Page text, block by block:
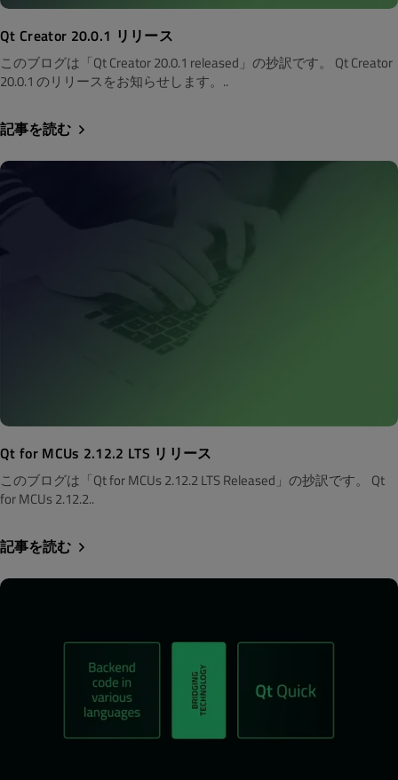
Qt Creator 20.0.1 リリース
このブログは「Qt Creator 20.0.1 released」の抄訳です。 Qt Creator
20.0.1 のリリースをお知らせします。..
記事を読む
Qt for MCUs 2.12.2 LTS リリース
このブログは「Qt for MCUs 2.12.2 LTS Released」の抄訳です。 Qt
for MCUs 2.12.2..
記事を読む